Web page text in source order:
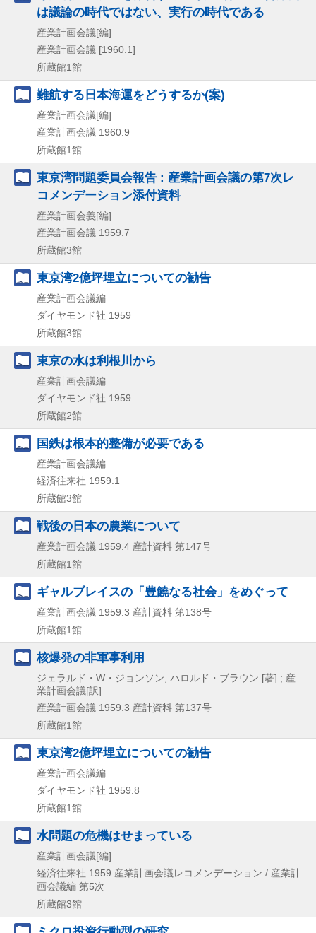
は議論の時代ではない、実行の時代である
産業計画会議[編]
産業計画会議 [1960.1]
所蔵館1館
難航する日本海運をどうするか(案)
産業計画会議[編]
産業計画会議 1960.9
所蔵館1館
東京湾問題委員会報告 : 産業計画会議の第7次レ
コメンデーション添付資料
産業計画会義[編]
産業計画会議 1959.7
所蔵館3館
東京湾2億坪埋立についての勧告
産業計画会議編
ダイヤモンド社 1959
所蔵館3館
東京の水は利根川から
産業計画会議編
ダイヤモンド社 1959
所蔵館2館
国鉄は根本的整備が必要である
産業計画会議編
経済往来社 1959.1
所蔵館3館
戦後の日本の農業について
産業計画会議 1959.4 産計資料 第147号
所蔵館1館
ギャルブレイスの「豊饒なる社会」をめぐって
産業計画会議 1959.3 産計資料 第138号
所蔵館1館
核爆発の非軍事利用
ジェラルド・W・ジョンソン, ハロルド・ブラウン [著] ; 産
業計画会議[訳]
産業計画会議 1959.3 産計資料 第137号
所蔵館1館
東京湾2億坪埋立についての勧告
産業計画会議編
ダイヤモンド社 1959.8
所蔵館1館
水問題の危機はせまっている
産業計画会議[編]
経済往来社 1959 産業計画会議レコメンデーション / 産業計
画会議編 第5次
所蔵館3館